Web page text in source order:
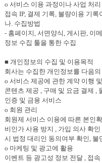
o 서비스 이용 과정이나 사업 처
접속 IP, 결제 기록, 불량이용 기
나. 수집방법
- 홈페이지, 서면양식, 게시판, 이
정보 수집 툴을 통한 수집
■ 개인정보의 수집 및 이용목적
회사는 수집한 개인정보를 다음
o 서비스 제공에 관한 계약 이행
콘텐츠 제공 , 구매 및 요금 결제 ,
인증 및 금융 서비스
o 회원 관리
회원제 서비스 이용에 따른 본인
비인가 사용 방지 , 가입 의사 확
시 법정 대리인 동의여부 확인,
o 마케팅 및 광고에 활용
이벤트 등 광고성 정보 전달 , 접